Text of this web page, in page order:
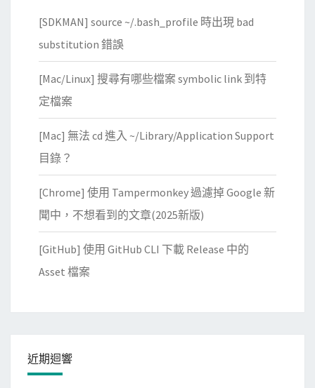
[SDKMAN] source ~/.bash_profile 時出現 bad
substitution 錯誤
[Mac/Linux] 搜尋有哪些檔案 symbolic link 到特
定檔案
[Mac] 無法 cd 進入 ~/Library/Application Support
目錄？
[Chrome] 使用 Tampermonkey 過濾掉 Google 新
聞中，不想看到的文章(2025新版)
[GitHub] 使用 GitHub CLI 下載 Release 中的
Asset 檔案
近期迴響